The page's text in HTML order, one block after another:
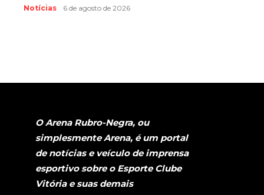
Notícias 6 de agosto de 2026
O Arena Rubro-Negra, ou
simplesmente Arena, é um portal
de notícias e veículo de imprensa
esportivo sobre o Esporte Clube
Vitória e suas demais